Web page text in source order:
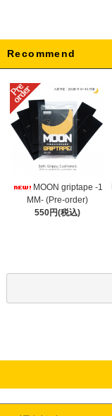
Recommend
MOON griptape -1
MM- (Pre-order)
550円(税込)